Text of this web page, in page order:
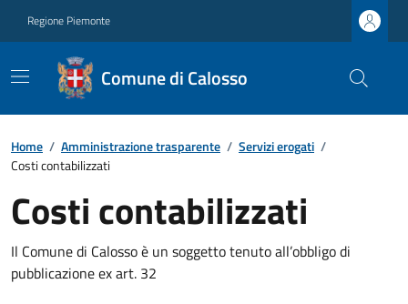
Regione Piemonte
Comune di Calosso
Home / Amministrazione trasparente / Servizi erogati /
Costi contabilizzati
Costi contabilizzati
Il Comune di Calosso è un soggetto tenuto all’obbligo di
pubblicazione ex art. 32